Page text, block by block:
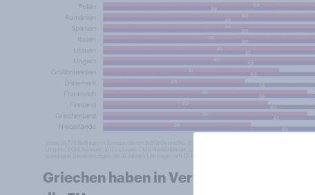
Griechen haben in Verteidigungsfragen